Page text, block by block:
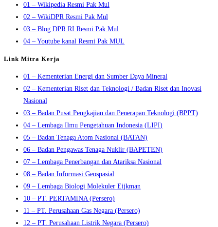
01 – Wikipedia Resmi Pak Mul
02 – WikiDPR Resmi Pak Mul
03 – Blog DPR RI Resmi Pak Mul
04 – Youtube kanal Resmi Pak MUL
Link Mitra Kerja
01 – Kementerian Energi dan Sumber Daya Mineral
02 – Kementerian Riset dan Teknologi / Badan Riset dan Inovasi
Nasional
03 – Badan Pusat Pengkajian dan Penerapan Teknologi (BPPT)
04 – Lembaga Ilmu Pengetahuan Indonesia (LIPI)
05 – Badan Tenaga Atom Nasional (BATAN)
06 – Badan Pengawas Tenaga Nuklir (BAPETEN)
07 – Lembaga Penerbangan dan Atariksa Nasional
08 – Badan Informasi Geospasial
09 – Lembaga Biologi Molekuler Eijkman
10 – PT. PERTAMINA (Persero)
11 – PT. Perusahaan Gas Negara (Persero)
12 – PT. Perusahaan Listrik Negara (Persero)